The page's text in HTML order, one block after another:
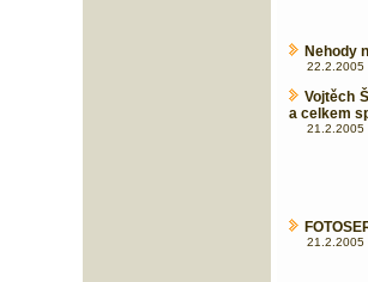
Nehody
22.2.2005
Vojtěch
a celkem
21.2.2005
21.2.2005